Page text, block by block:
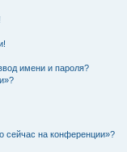
имени и пароля?
сейчас на конференции»?